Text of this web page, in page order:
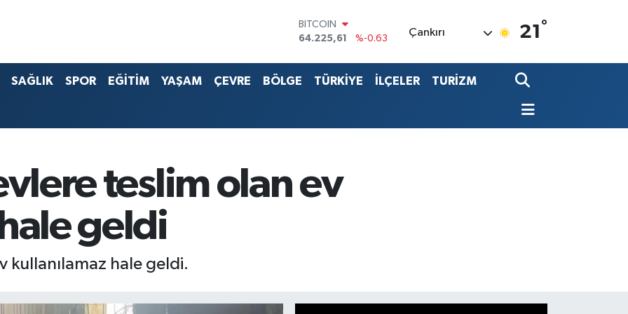
DOLAR
47,7143
%0.16
55,0317
%-0.02
STERLİN
6510.40
%0.45
Çankırı 21 °
SAĞLIK SPOR EĞİTİM YAŞAM ÇEVRE BÖLGE TÜRKİYE İLÇELER TURİZM
teslim olan ev
geldi
kullanılamaz hale geldi.